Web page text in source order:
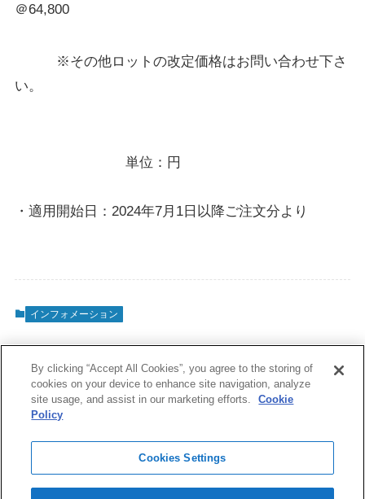
＠64,800
※その他ロットの改定価格はお問い合わせ下さ
い。
単位：円
・適用開始日：2024年7月1日以降ご注文分より
インフォメーション
By clicking “Accept All Cookies”, you agree to the storing of
cookies on your device to enhance site navigation, analyze
site usage, and assist in our marketing efforts.
Cookie
Policy
Cookies Settings